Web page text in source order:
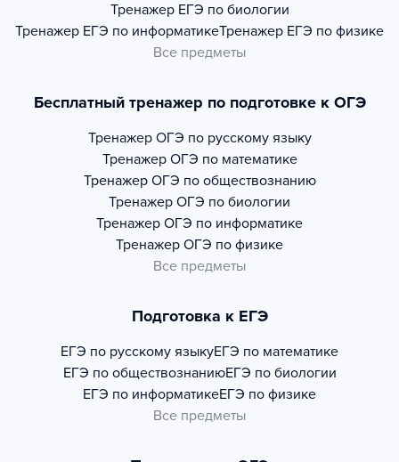
Тренажер ЕГЭ по биологии
Тренажер ЕГЭ по информатикеТренажер ЕГЭ по физике
Все предметы
Бесплатный тренажер по подготовке к ОГЭ
Тренажер ОГЭ по русскому языку
Тренажер ОГЭ по математике
Тренажер ОГЭ по обществознанию
Тренажер ОГЭ по биологии
Тренажер ОГЭ по информатике
Тренажер ОГЭ по физике
Все предметы
Подготовка к ЕГЭ
ЕГЭ по русскому языкуЕГЭ по математике
ЕГЭ по обществознаниюЕГЭ по биологии
ЕГЭ по информатикеЕГЭ по физике
Все предметы